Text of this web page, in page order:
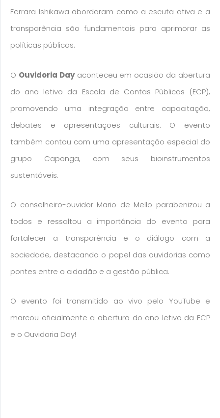
Ferrara Ishikawa abordaram como a escuta ativa e a
transparência são fundamentais para aprimorar as
políticas públicas.
O Ouvidoria Dayaconteceu em ocasião da abertura
do ano letivo da Escola de Contas Públicas (ECP),
promovendo uma integração entre capacitação,
debates e apresentações culturais. O evento
também contou com uma apresentação especial do
grupo Caponga, com seus bioinstrumentos
sustentáveis.
O conselheiro-ouvidor Mario de Mello parabenizou a
todos e ressaltou a importância do evento para
fortalecer a transparência e o diálogo com a
sociedade, destacando o papel das ouvidorias como
pontes entre o cidadão e a gestão pública.
O evento foi transmitido ao vivo pelo YouTube e
marcou oficialmente a abertura do ano letivo da ECP
e o Ouvidoria Day!